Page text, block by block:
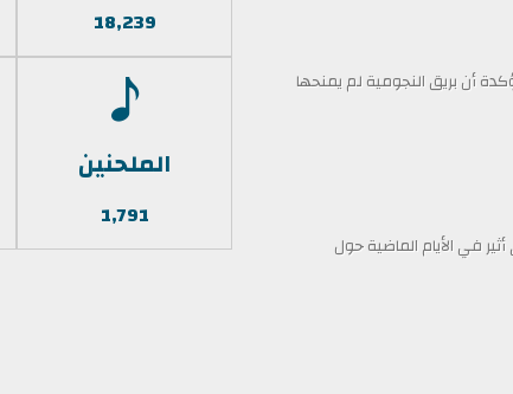
أن بريق النجومية لم يمنحها
في الأيام الماضية حول
18,239
الملحنين
1,791